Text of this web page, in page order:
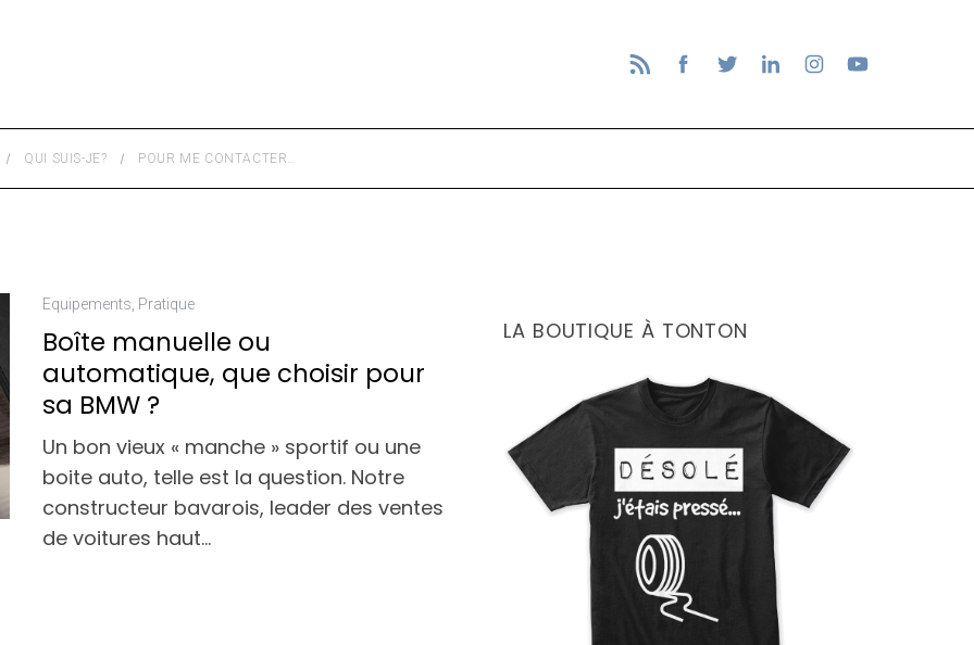
QUI SUIS-JE? POUR ME CONTACTER…
Equipements Pratique
Boîte manuelle ou
automatique, que choisir pour
sa BMW ?
Un bon vieux « manche » sportif ou une
boite auto, telle est la question. Notre
constructeur bavarois, leader des ventes
de voitures haut…
LA BOUTIQUE À TONTON